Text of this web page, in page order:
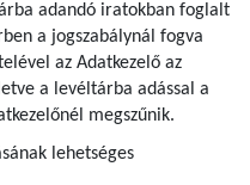
adandó iratokban foglalt
a jogszabálynál fogva
az Adatkezelő az
a levéltárba adással a
megszűnik.
lehetséges